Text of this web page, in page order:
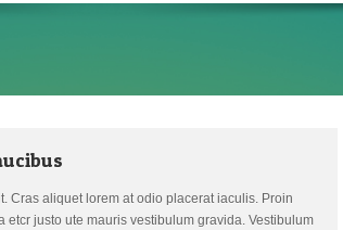
Cras aliquet lorem at odio placerat iaculis. Proin
justo ute mauris vestibulum gravida. Vestibulum